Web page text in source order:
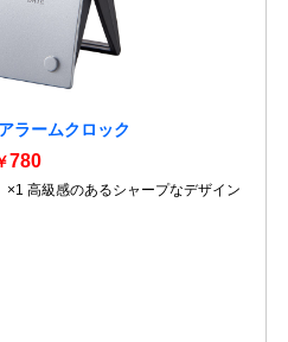
ラームクロック
780
高級感のあるシャープなデザイン